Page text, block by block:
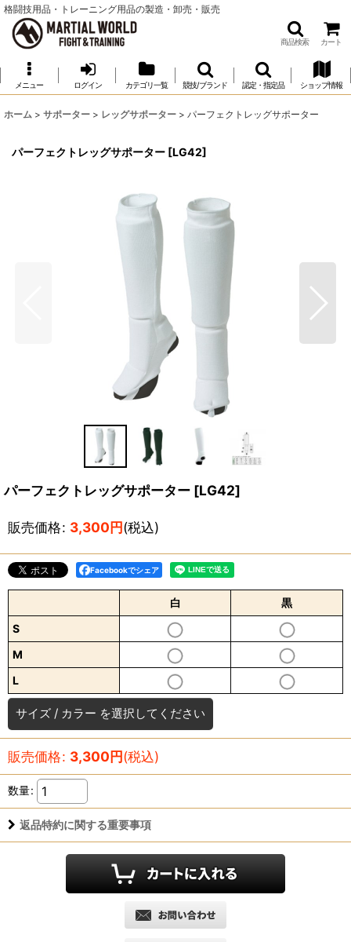
格闘技用品・トレーニング用品の製造・卸売・販売
商品検索 カート
メニュー ログイン カテゴリ一覧 競技/ブランド 認定・指定品 ショップ情報
ホーム > サポーター > レッグサポーター > パーフェクトレッグサポーター
パーフェクトレッグサポーター [LG42]
パーフェクトレッグサポーター [LG42]
販売価格: 3,300円(税込)
Facebookでシェア
白
黒
S
M
L
サイズ / カラー を選択してください
販売価格: 3,300円(税込)
数量:
返品特約に関する重要事項